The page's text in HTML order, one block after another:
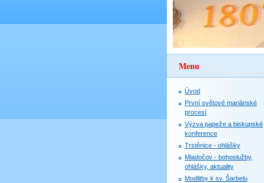
Menu
Úvod
První světové mariánské
procesí
Výzva papeže a biskupské
konference
Trstěnice - ohlášky
Mladočov - bohoslužby,
ohlášky, aktuality
Modlitby k sv. Šarbelu